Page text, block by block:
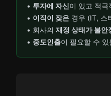
• 투자에 자신이 있고 적극
• 이직이 잦은 경우 (IT, 스
• 회사의 재정 상태가 불안
• 중도인출이 필요할 수 있